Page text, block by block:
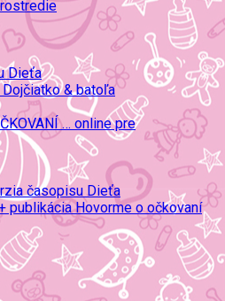
Dieťa
& batoľa
… online pre
časopisu Dieťa
publikácia Hovorme o očkovaní